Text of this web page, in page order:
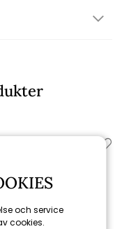
och service
cookies.